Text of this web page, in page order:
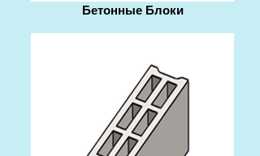
Бетонные Блоки